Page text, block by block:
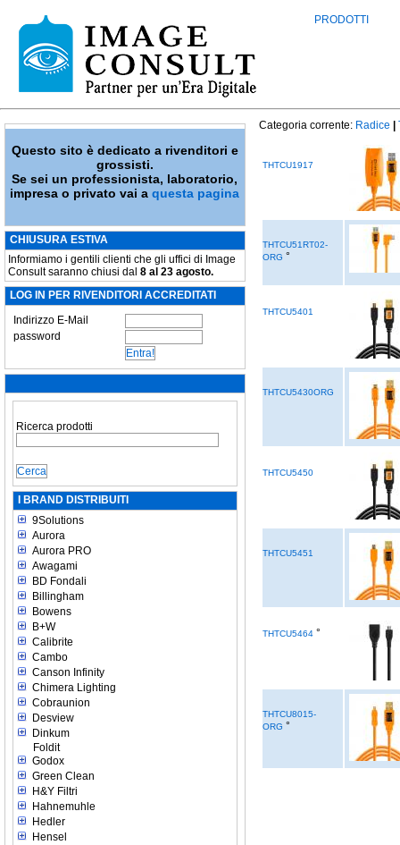
PRODOTTI
Questo sito è dedicato a rivenditori e
grossisti.
Se sei un professionista, laboratorio,
impresa o privato vai aquesta pagina
CHIUSURA ESTIVA
Informiamo i gentili clienti che gli uffici di Image
Consult saranno chiusi dal 8 al 23 agosto.
LOG IN PER RIVENDITORI ACCREDITATI
Indirizzo E-Mail
password
Ricerca prodotti
I BRAND DISTRIBUITI
9Solutions
Aurora
Aurora PRO
Awagami
BD Fondali
Billingham
Bowens
B+W
Calibrite
Cambo
Canson Infinity
Chimera Lighting
Cobraunion
Desview
Dinkum
Foldit
Godox
Green Clean
H&Y Filtri
Hahnemuhle
Hedler
Hensel
Categoria corrente: Radice
THTCU1917
THTCU51RT02-
ORG °
THTCU5401
THTCU5430ORG
THTCU5450
THTCU5451
THTCU5464 °
THTCU8015-
ORG °